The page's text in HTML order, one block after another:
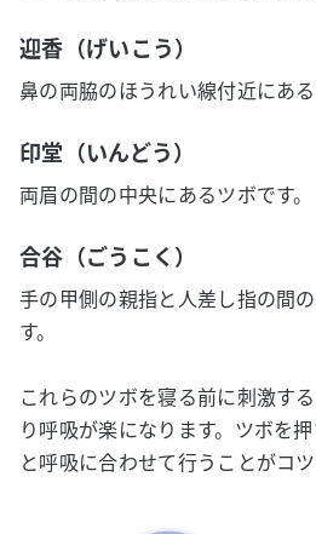
迎香（げいこう）
鼻の両脇のほうれい線付近にある
印堂（いんどう）
両眉の間の中央にあるツボです。
合谷（ごうこく）
手の甲側の親指と人差し指の間
す。
これらのツボを寝る前に刺激す
り呼吸が楽になります。ツボを
と呼吸に合わせて行うことがコツ